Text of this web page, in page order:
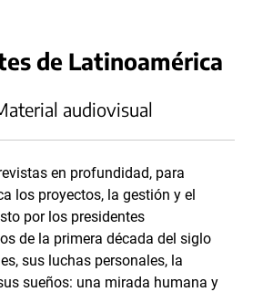
de Latinoamérica
audiovisual
en profundidad, para
los proyectos, la gestión y el
por los presidentes
de la primera década del siglo
sus luchas personales, la
sueños: una mirada humana y